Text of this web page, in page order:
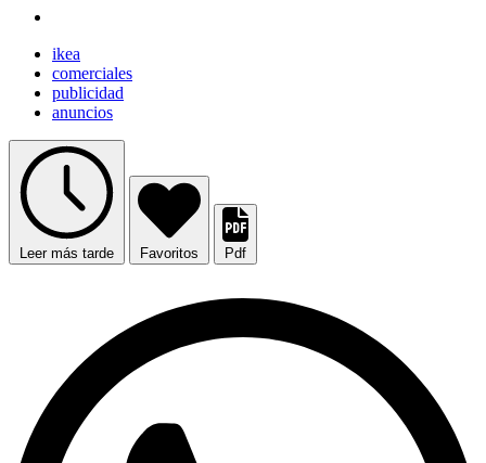
ikea
comerciales
publicidad
anuncios
Leer más tarde Favoritos Pdf